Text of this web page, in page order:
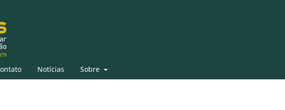
Notícias Sobre